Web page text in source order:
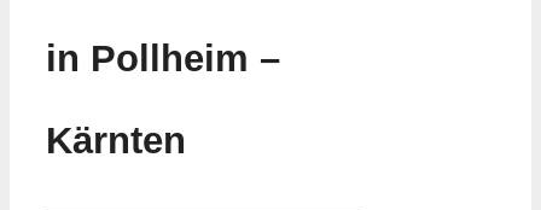
in Pollheim –
Kärnten